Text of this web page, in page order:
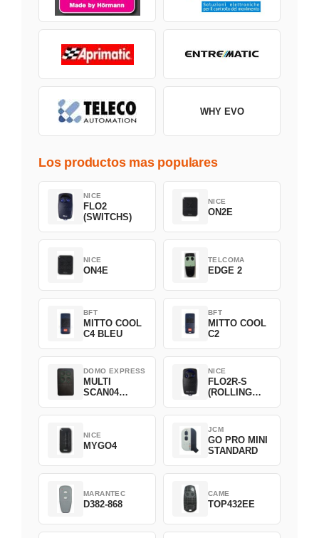
WHY EVO
Los productos mas populares
NICE
FLO2
(SWITCHS)
NICE
ON2E
NICE
ON4E
TELCOMA
EDGE 2
BFT
MITTO COOL
C4 BLEU
BFT
MITTO COOL
C2
DOMO EXPRESS
MULTI
SCAN04
NICE
FLO2R-S
(ROLLING
NICE
MYGO4
JCM
GO PRO MINI
STANDARD
MARANTEC
D382-868
CAME
TOP432EE